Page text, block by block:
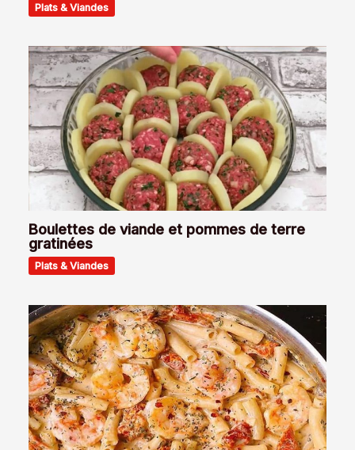
Plats & Viandes
Boulettes de viande et pommes de terre
gratinées
Plats & Viandes